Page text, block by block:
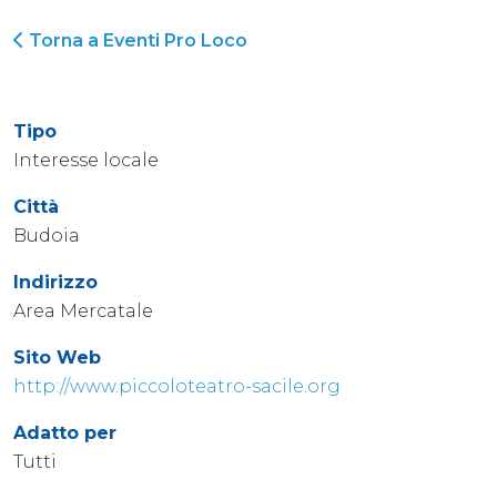
Torna a Eventi Pro Loco
Tipo
Interesse locale
Città
Budoia
Indirizzo
Area Mercatale
Sito Web
http://www.piccoloteatro-sacile.org
Adatto per
Tutti